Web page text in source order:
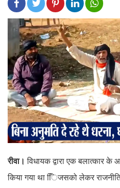
रीवा।विधायक द्वारा एक बलात्कार के
किया गया था ििजसको लेकर